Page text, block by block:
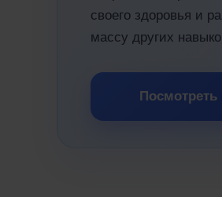
своего здоровья и
массу других